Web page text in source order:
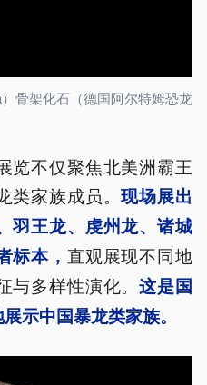
骨架化石（德国阿尔特姆恐龙
览不仅聚焦北美洲霸王
类家族成员。现场展出
羽王龙、虔州龙、诸城
标本， 直观展现不同地
与多样性演化。这是国
示中国暴龙类家族。